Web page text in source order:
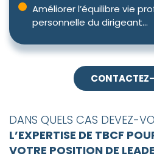
Améliorer l’équilibre vie
personnelle du dirigeant…
DANS QUELS CAS DEVEZ-
L’EXPERTISE DE TBCF
VOTRE POSITION DE